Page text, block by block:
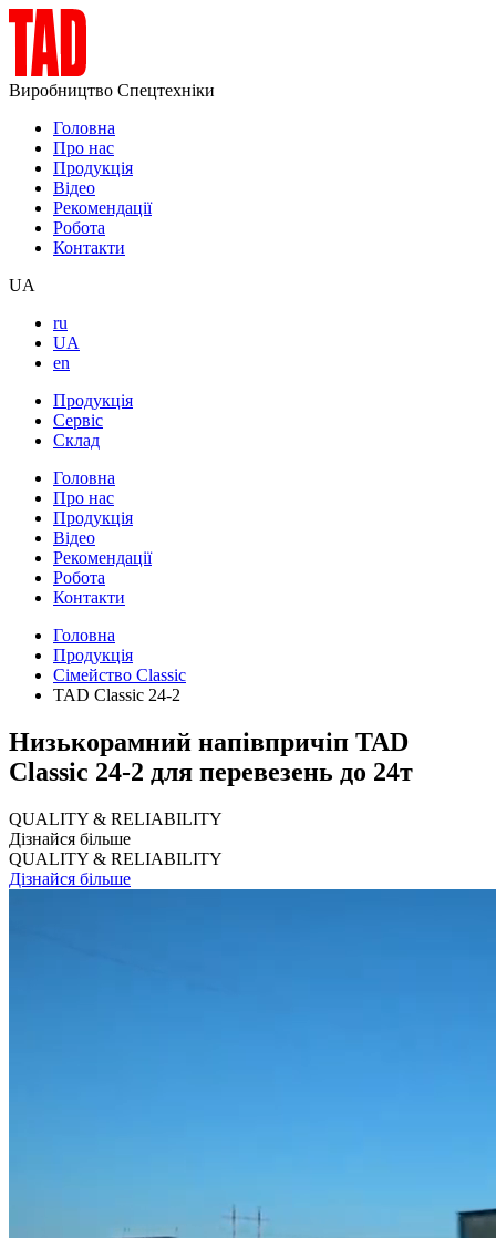
Виробництво Спецтехніки
Головна
Про нас
Продукція
Відео
Рекомендації
Робота
Контакти
UA
ru
UA
en
Продукція
Сервіс
Склад
Головна
Про нас
Продукція
Відео
Рекомендації
Робота
Контакти
Головна
Продукція
Сімейство Classic
TAD Classic 24-2
Низькорамний напівпричіп TAD
Classic 24-2 для перевезень до 24т
QUALITY & RELIABILITY
Дізнайся більше
QUALITY & RELIABILITY
Дізнайся більше